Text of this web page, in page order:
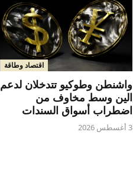
اقتصاد وطاقة
واشنطن وطوكيو تتدخلان لدعم
الين وسط مخاوف من
اضطراب أسواق السندات
3 أغسطس 2026